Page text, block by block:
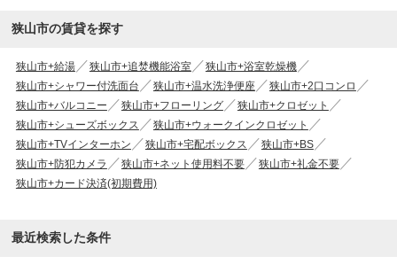
狭山市の賃貸を探す
狭山市+給湯 狭山市+追焚機能浴室
狭山市+浴室乾燥機
狭山市+シャワー付洗面台
狭山市+温水洗浄便座
狭山市+2口コンロ
狭山市+バルコニー
狭山市+フローリング
狭山市+クロゼット
狭山市+シューズボックス
狭山市+ウォークインクロゼット
狭山市+TVインターホン
狭山市+宅配ボックス
狭山市+BS
狭山市+防犯カメラ
狭山市+ネット使用料不要
狭山市+礼金不要
狭山市+カード決済(初期費用)
最近検索した条件